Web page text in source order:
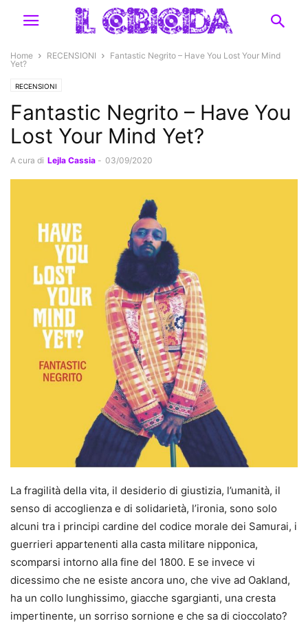
Home RECENSIONI
Fantastic Negrito – Have You Lost Your Mind
Yet?
RECENSIONI
Fantastic Negrito – Have You
Lost Your Mind Yet?
A cura di Lejla Cassia - 03/09/2020
La fragilità della vita, il desiderio di giustizia, l’umanità, il
senso di accoglienza e di solidarietà, l’ironia, sono solo
alcuni tra i principi cardine del codice morale dei Samurai, i
guerrieri appartenenti alla casta militare nipponica,
scomparsi intorno alla fine del 1800. E se invece vi
dicessimo che ne esiste ancora uno, che vive ad Oakland,
ha un collo lunghissimo, giacche sgargianti, una cresta
impertinente, un sorriso sornione e che sa di cioccolato?